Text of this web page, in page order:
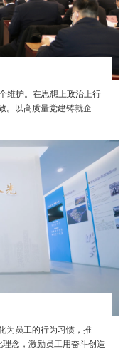
维护。在思想上政治上行
。以高质量党建铸就企
为员工的行为习惯，推
念，激励员工用奋斗创造